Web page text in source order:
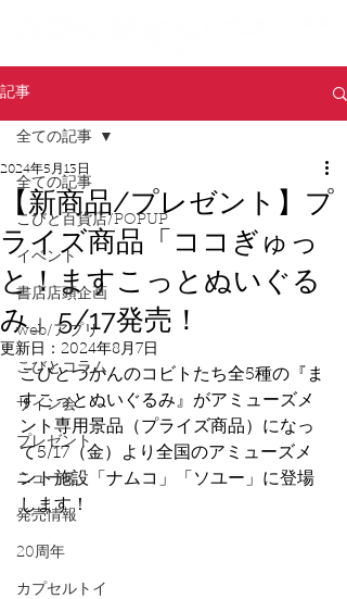
記事
全ての記事
こびと百貨店/POPUP
イベント
書店店頭企画
web/アプリ
こびとコラム
サイン会
プレゼント
ニュース
発売情報
20周年
カプセルトイ
全ての記事
【新商品/プレゼント】プ
ライズ商品「ココぎゅっ
と！ますこっとぬいぐる
み」5/17発売！
2024年5月13日
更新日： 2024年8月7日
こびとづかんのコビトたち全5種の『ま
すこっとぬいぐるみ』がアミューズメ
ント専用景品（プライズ商品）になっ
て5/17（金）より全国のアミューズメ
ント施設「ナムコ」「ソユー」に登場
します！